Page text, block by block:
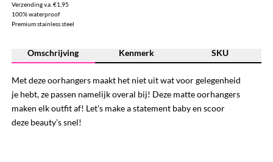
Verzending v.a. €1,95
100% waterproof
Premium stainless steel
Omschrijving Kenmerk SKU
Met deze oorhangers maakt het niet uit wat voor gelegenheid
je hebt, ze passen namelijk overal bij! Deze matte oorhangers
maken elk outfit af! Let's make a statement baby en scoor
deze beauty’s snel!